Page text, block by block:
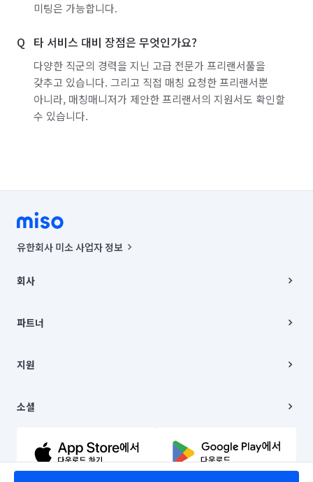
미팅은 가능합니다.
타 서비스 대비 장점은 무엇인가요?
다양한 직군의 경력을 지닌 고급 전문가 프리랜서풀을
갖추고 있습니다. 그리고 직접 매칭 요청한 프리랜서뿐
아니라, 매칭매니저가 제안한 프리랜서의 지원서도 확인할
수 있습니다.
유한회사 미소 사업자 정보
00019 |
주소 | 본사: 서울특별시 종로구 율곡로 6(중학동, 트윈트리빌딩) B동 5층
컨택센터 : 서울특별시 종로구 수송동 율곡로 24, 7층, 8층 미소
상품, 상품정보, 거래에 관한 의무와 책임은 거래당사자에게 있습니다.
언론 보도 관련 문의:
© 유한회사 미소. Miso, Inc. All Rights Reserved.
회사
채용
파트너
이사
지원
이용약관
문의하기
소셜
유튜브